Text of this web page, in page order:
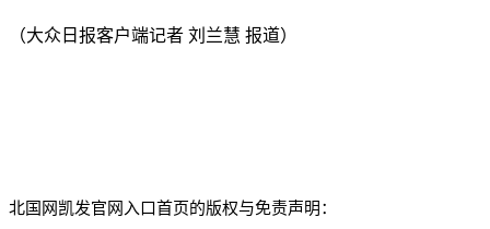
（大众日报客户端记者 刘兰慧 报道）
北国网凯发官网入口首页的版权与免责声明：